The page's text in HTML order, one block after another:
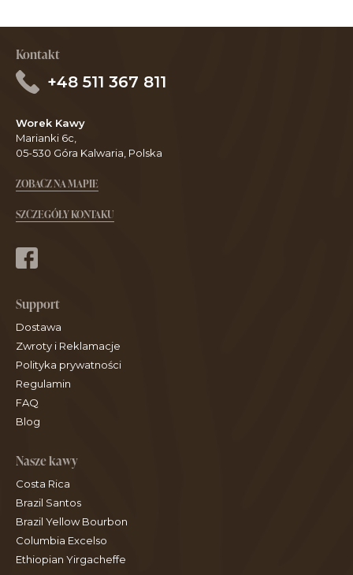
Kontakt
+48 511 367 811
Worek Kawy
Marianki 6c,
05-530 Góra Kalwaria, Polska
ZOBACZ NA MAPIE
SZCZEGÓŁY KONTAKU
Support
Dostawa
Zwroty i Reklamacje
Polityka prywatności
Regulamin
FAQ
Blog
Nasze kawy
Costa Rica
Brazil Santos
Brazil Yellow Bourbon
Columbia Excelso
Ethiopian Yirgacheffe